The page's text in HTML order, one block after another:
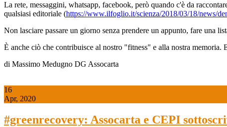
La rete, messaggini, whatsapp, facebook, però quando c'è da
qualsiasi editoriale (https://www.ilfoglio.it/scienza/2018/03/18/news/
Non lasciare passare un giorno senza prendere un appunto, fare una
È anche ciò che contribuisce al nostro "fitness" e alla nostra
di Massimo Medugno DG Assocarta
16
Apr, 2020
#greenrecovery: Assocarta e CEPI